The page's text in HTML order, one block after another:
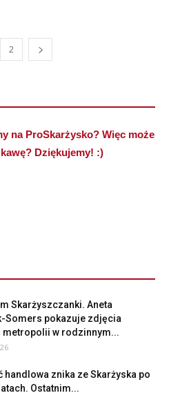
2
na ProSkarżysko? Więc może
Dziękujemy! :)
Skarżyszczanki. Aneta
Somers pokazuje zdjęcia
metropolii w rodzinnym...
handlowa znika ze Skarżyska po
Ostatnim...